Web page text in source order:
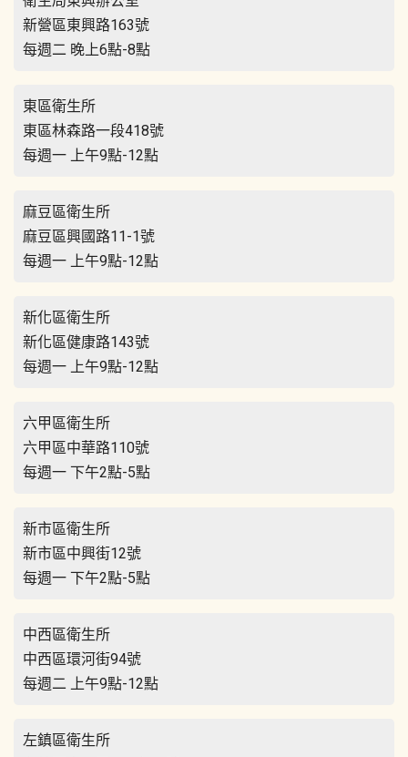
新營區東興路163號
每週二 晚上6點-8點
東區衛生所
東區林森路一段418號
每週一 上午9點-12點
麻豆區衛生所
麻豆區興國路11-1號
每週一 上午9點-12點
新化區衛生所
新化區健康路143號
每週一 上午9點-12點
六甲區衛生所
六甲區中華路110號
每週一 下午2點-5點
新市區衛生所
新市區中興街12號
每週一 下午2點-5點
中西區衛生所
中西區環河街94號
每週二 上午9點-12點
左鎮區衛生所